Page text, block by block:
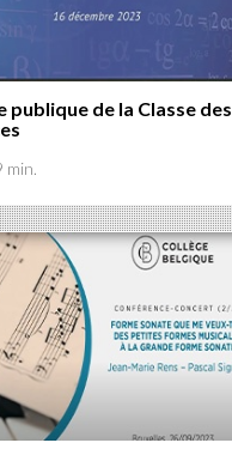
publique de la Classe des
min.